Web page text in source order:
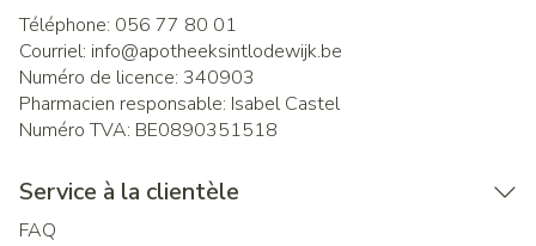
Téléphone: 056 77 80 01
Courriel: info@apotheeksintlodewijk.be
Numéro de licence: 340903
Pharmacien responsable: Isabel Castel
Numéro TVA: BE0890351518
Service à la clientèle
FAQ